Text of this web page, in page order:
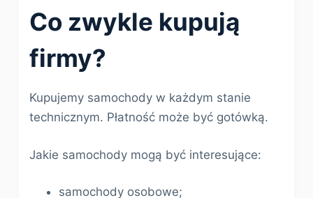
Co zwykle kupują
firmy?
Kupujemy samochody w każdym stanie
technicznym. Płatność może być gotówką.
Jakie samochody mogą być interesujące:
samochody osobowe;